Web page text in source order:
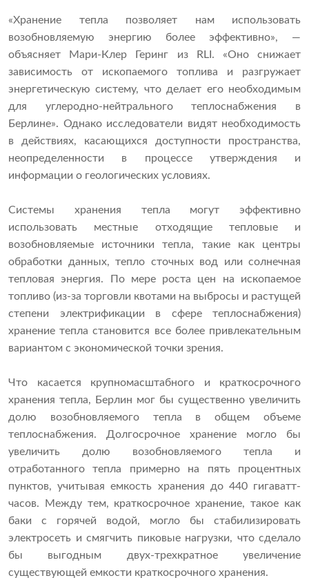
«Хранение тепла позволяет нам использовать
возобновляемую энергию более эффективно», —
объясняет Мари-Клер Геринг из RLI. «Оно снижает
зависимость от ископаемого топлива и разгружает
энергетическую систему, что делает его необходимым
для углеродно-нейтрального теплоснабжения в
Берлине». Однако исследователи видят необходимость
в действиях, касающихся доступности пространства,
неопределенности в процессе утверждения и
информации о геологических условиях.
Системы хранения тепла могут эффективно
использовать местные отходящие тепловые и
возобновляемые источники тепла, такие как центры
обработки данных, тепло сточных вод или солнечная
тепловая энергия. По мере роста цен на ископаемое
топливо (из-за торговли квотами на выбросы и растущей
степени электрификации в сфере теплоснабжения)
хранение тепла становится все более привлекательным
вариантом с экономической точки зрения.
Что касается крупномасштабного и краткосрочного
хранения тепла, Берлин мог бы существенно увеличить
долю возобновляемого тепла в общем объеме
теплоснабжения. Долгосрочное хранение могло бы
увеличить долю возобновляемого тепла и
отработанного тепла примерно на пять процентных
пунктов, учитывая емкость хранения до 440 гигаватт-
часов. Между тем, краткосрочное хранение, такое как
баки с горячей водой, могло бы стабилизировать
электросеть и смягчить пиковые нагрузки, что сделало
бы выгодным двух-трехкратное увеличение
существующей емкости краткосрочного хранения.